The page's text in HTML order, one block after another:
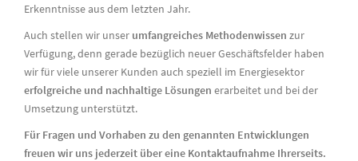
Erkenntnisse aus dem letzten Jahr.
Auch stellen wir unser umfangreiches Methodenwissen zur
Verfügung, denn gerade bezüglich neuer Geschäftsfelder haben
wir für viele unserer Kunden auch speziell im Energiesektor
erfolgreiche und nachhaltige Lösungen erarbeitet und bei der
Umsetzung unterstützt.
Für Fragen und Vorhaben zu den genannten Entwicklungen
freuen wir uns jederzeit über eine Kontaktaufnahme Ihrerseits.